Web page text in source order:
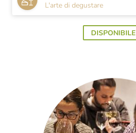
L'arte di degustare
DISPONIBILE